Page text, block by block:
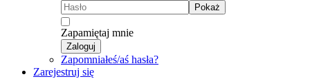
Pokaż
Zapamiętaj mnie
Zaloguj
Zapomniałeś/aś hasła?
Zarejestruj się